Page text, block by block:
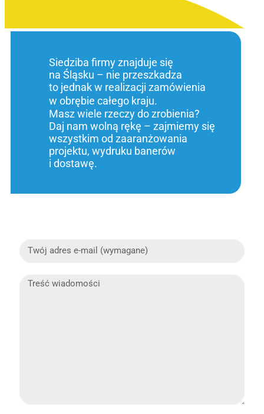
Siedziba firmy znajduje się
na Śląsku – nie przeszkadza
to jednak w realizacji zamówienia
w obrębie całego kraju.
Masz wiele rzeczy do zrobienia?
Daj nam wolną rękę – zajmiemy się
wszystkim od zaaranżowania
projektu, wydruku banerów
i dostawę.